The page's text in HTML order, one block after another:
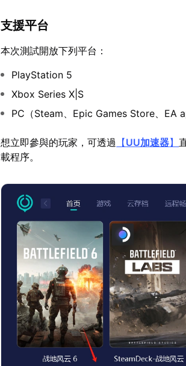
支援平台
本次測試開放下列平台：
PlayStation 5
Xbox Series X|S
PC（Steam、Epic Games Store、EA
想立即參與的玩家，可透過 【UU加速器】
載程序。